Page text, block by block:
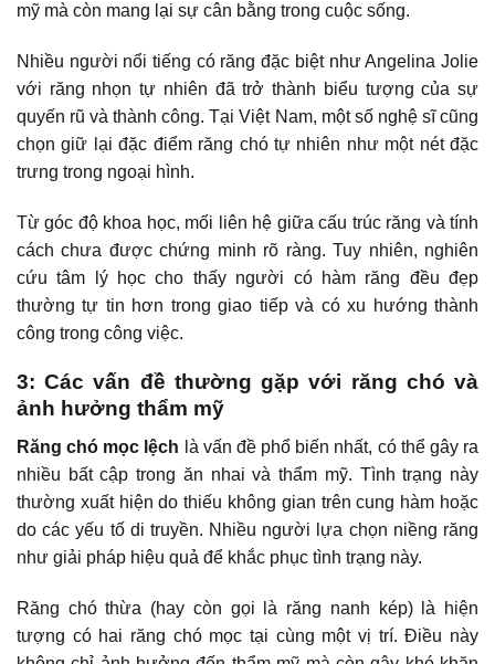
mỹ mà còn mang lại sự cân bằng trong cuộc sống.
Nhiều người nổi tiếng có răng đặc biệt như Angelina Jolie
với răng nhọn tự nhiên đã trở thành biểu tượng của sự
quyến rũ và thành công. Tại Việt Nam, một số nghệ sĩ cũng
chọn giữ lại đặc điểm răng chó tự nhiên như một nét đặc
trưng trong ngoại hình.
Từ góc độ khoa học, mối liên hệ giữa cấu trúc răng và tính
cách chưa được chứng minh rõ ràng. Tuy nhiên, nghiên
cứu tâm lý học cho thấy người có hàm răng đều đẹp
thường tự tin hơn trong giao tiếp và có xu hướng thành
công trong công việc.
3: Các vấn đề thường gặp với răng chó và
ảnh hưởng thẩm mỹ
Răng chó mọc lệch là vấn đề phổ biến nhất, có thể gây ra
nhiều bất cập trong ăn nhai và thẩm mỹ. Tình trạng này
thường xuất hiện do thiếu không gian trên cung hàm hoặc
do các yếu tố di truyền. Nhiều người
lựa chọn niềng răng
như giải pháp hiệu quả để khắc phục tình trạng này.
Răng chó thừa (hay còn gọi là răng nanh kép) là hiện
tượng có hai răng chó mọc tại cùng một vị trí. Điều này